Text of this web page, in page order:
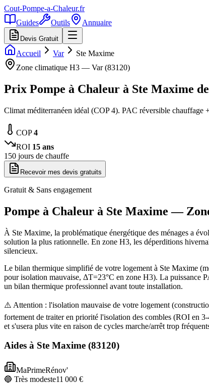
Cout-Pompe-a-Chaleur.fr
Guides
Outils Annuaire
Devis Gratuit
Accueil Var
Ste Maxime
Zone climatique H3 — Var(83120)
Prix Pompe à Chaleur à Ste Maxime de
Climat méditerranéen idéal (COP 4). PAC réversible
COP4
ROI 15 ans
150 jours de chauffe
Recevoir mes devis gratuits
Gratuit & Sans engagement
Pompe à Chaleur à Ste Maxime —
À Ste Maxime, la problématique énergétique des ménages a
solution la plus rationnelle. En zone H3, les déperditions
silencieux.
Le bilan thermique simplifié de votre logement à Ste Maxime
pour isolation mauvaise, ΔT=23°C en zone H3). La puissance
un bilan thermique professionnel avant toute installation.
⚠️ Attention : l'isolation mauvaise de votre logement
fortement de traiter en priorité l'isolation des combles (ROI en
et s'usera plus vite en raison de cycles marche/arrêt trop
Aides à Ste Maxime (83120)
MaPrimeRénov'
🔵 Très modeste11 000 €